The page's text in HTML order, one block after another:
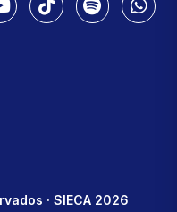
· SIECA 2026